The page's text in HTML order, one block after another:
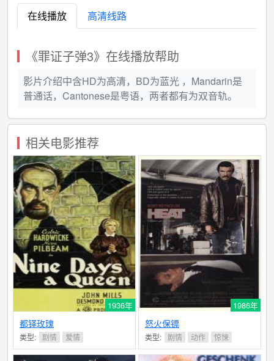
在线播放 高清线路
《罪证子弹3》在线播放帮助
影片介绍中含HD为高清，BD为蓝光 ，Mandarin是
普通话，Cantonese是粤语，两者都有为双音轨。
相关电影推荐
1936年
都铎玫瑰
类型: 剧情 爱情
1986年
怒火保镖
类型: 剧情 动作 惊悚